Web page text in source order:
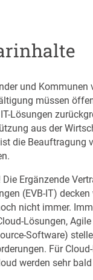
und Kommunen
müssen
Lösungen
aus der
die Beauftragung
Ergänzende
(EVB-IT) decken
nicht immer.
Lösungen, Agile
Software)
Für
werden sehr